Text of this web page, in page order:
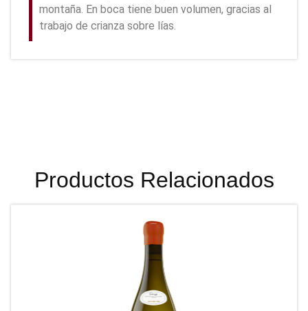
montaña. En boca tiene buen volumen, gracias al
trabajo de crianza sobre lías.
Productos Relacionados